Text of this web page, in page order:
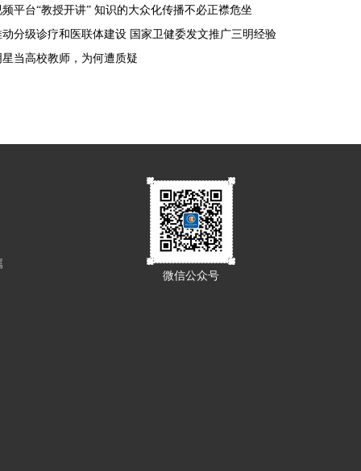
频平台“教授开讲” 知识的大众化传播不必正襟危坐
动分级诊疗和医联体建设 国家卫健委发文推广三明经验
星当高校教师，为何遭质疑
微信公众号